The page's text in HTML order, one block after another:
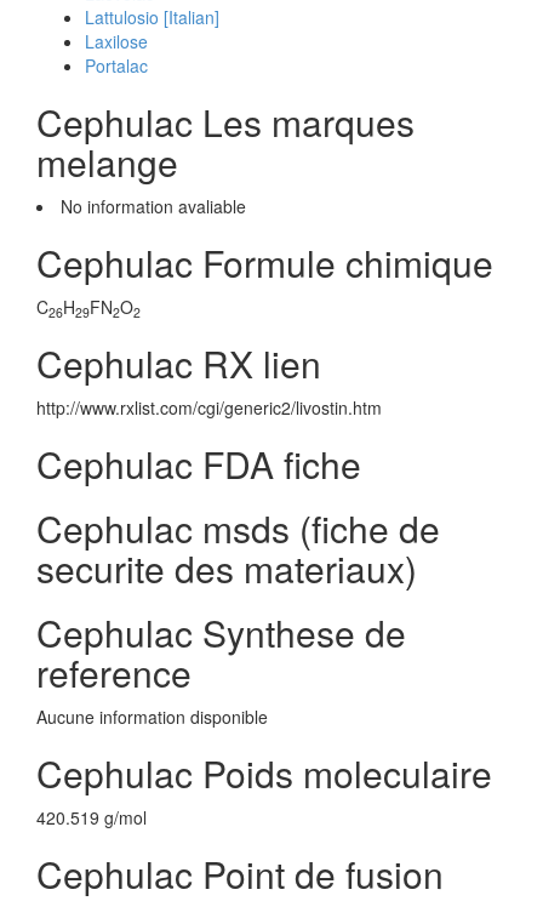
Lattulosio [Italian]
Laxilose
Portalac
Cephulac Les marques
melange
No information avaliable
Cephulac Formule chimique
C26H29FN2O2
Cephulac RX lien
http://www.rxlist.com/cgi/generic2/livostin.htm
Cephulac FDA fiche
Cephulac msds (fiche de
securite des materiaux)
Cephulac Synthese de
reference
Aucune information disponible
Cephulac Poids moleculaire
420.519 g/mol
Cephulac Point de fusion